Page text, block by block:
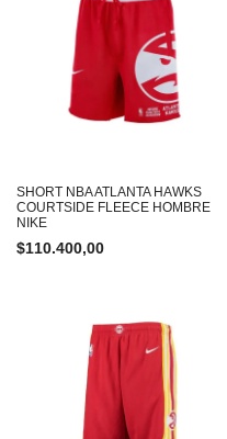
SHORT NBA ATLANTA HAWKS
COURTSIDE FLEECE HOMBRE
NIKE
$110.400,00